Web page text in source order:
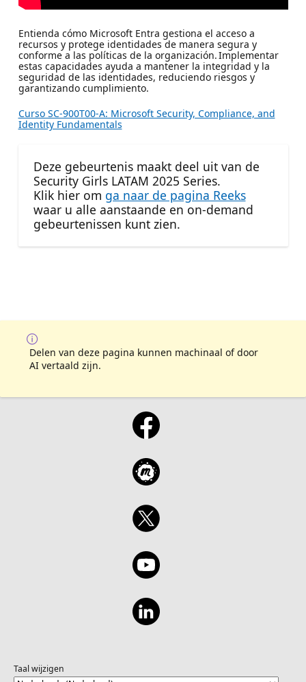
Entienda cómo Microsoft Entra gestiona el acceso a
recursos y protege identidades de manera segura y
conforme a las políticas de la organización. Implementar
estas capacidades ayuda a mantener la integridad y la
seguridad de las identidades, reduciendo riesgos y
garantizando cumplimiento.
Curso SC-900T00-A: Microsoft Security, Compliance, and
Identity Fundamentals
Deze gebeurtenis maakt deel uit van de
Security Girls LATAM 2025 Series.
Klik hier om ga naar de pagina Reeks
waar u alle aanstaande en on-demand
gebeurtenissen kunt zien.
Delen van deze pagina kunnen machinaal of door
AI vertaald zijn.
Taal wijzigen